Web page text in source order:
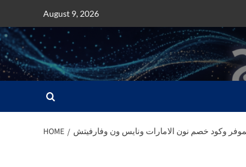
content
August 9, 2026
HOME وكود خصم نون الامارات ونايس ون وفارفيتش